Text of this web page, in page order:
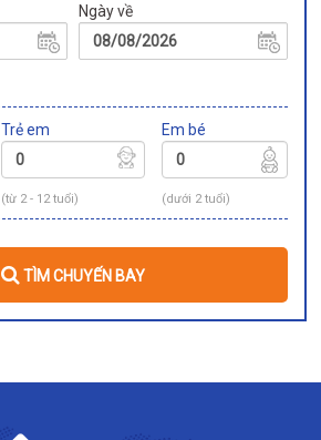
Ngày về
Trẻ em
(từ 2 - 12 tuổi)
Em bé
(dưới 2 tuổi)
TÌM CHUYẾN BAY